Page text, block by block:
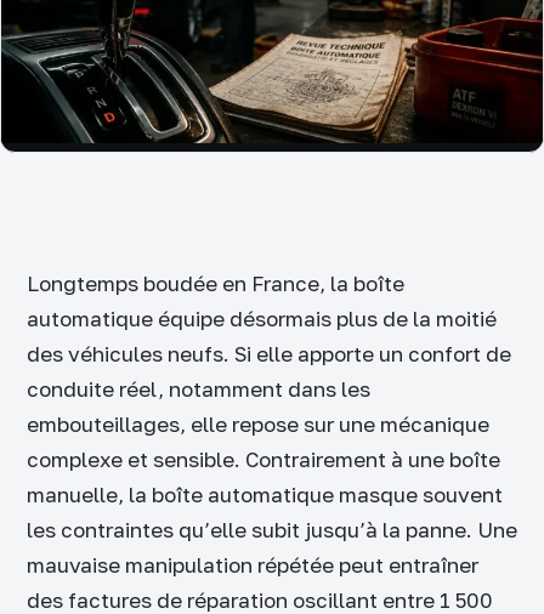
Longtemps boudée en France, la boîte
automatique équipe désormais plus de la moitié
des véhicules neufs. Si elle apporte un confort de
conduite réel, notamment dans les
embouteillages, elle repose sur une mécanique
complexe et sensible. Contrairement à une boîte
manuelle, la boîte automatique masque souvent
les contraintes qu’elle subit jusqu’à la panne. Une
mauvaise manipulation répétée peut entraîner
des factures de réparation oscillant entre 1 500